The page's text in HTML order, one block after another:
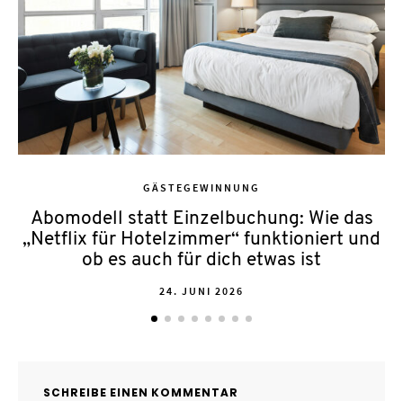
GÄSTEGEWINNUNG
Abomodell statt Einzelbuchung: Wie das
„Netflix für Hotelzimmer“ funktioniert und
ob es auch für dich etwas ist
POSTED
24. JUNI 2026
SCHREIBE EINEN KOMMENTAR